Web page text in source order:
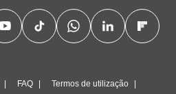
FAQ Termos de utilização